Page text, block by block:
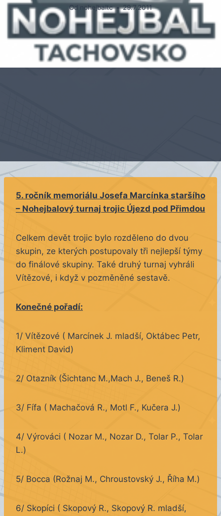
Od nohejbaltc 29.7.2011
5. ročník memoriálu Josefa Marcínka staršího
– Nohejbalový turnaj trojic Újezd pod Přimdou
Celkem devět trojic bylo rozděleno do dvou
skupin, ze kterých postupovaly tři nejlepší týmy
do finálové skupiny. Také druhý turnaj vyhráli
Vítězové, i když v pozměněné sestavě.
Konečné pořadí:
1/ Vítězové ( Marcínek J. mladší, Oktábec Petr,
Kliment David)
2/ Otazník (Šichtanc M.,Mach J., Beneš R.)
3/ Fífa ( Machačová R., Motl F., Kučera J.)
4/ Výrováci ( Nozar M., Nozar D., Tolar P., Tolar
L.)
5/ Bocca (Rožnaj M., Chroustovský J., Říha M.)
6/ Skopíci ( Skopový R., Skopový R. mladší,